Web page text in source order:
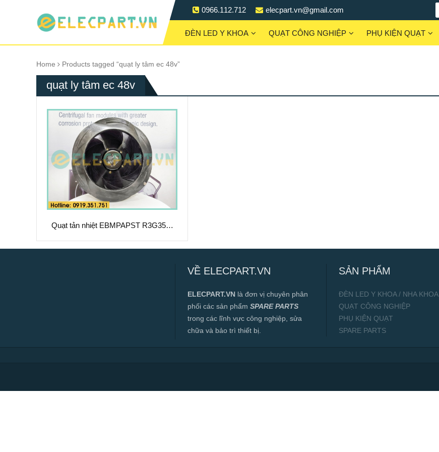
0966.112.712 elecpart.vn@gmail.com
ĐÈN LED Y KHOA QUẠT CÔNG NGHIỆP PHỤ KIỆN QUẠT
Home Products tagged “quạt ly tâm ec 48v”
quạt ly tâm ec 48v
Quạt tản nhiệt EBMPAPST R3G355-
VỀ ELECPART.VN
ELECPART.VN là đơn vị chuyên phân
phối các sản phẩm SPARE PARTS
trong các lĩnh vực công nghiệp, sửa
chữa và bảo trì thiết bị.
SẢN PHẨM
ĐÈN LED Y KHOA / NHA KHOA
QUẠT CÔNG NGHIỆP
PHỤ KIỆN QUẠT
SPARE PARTS